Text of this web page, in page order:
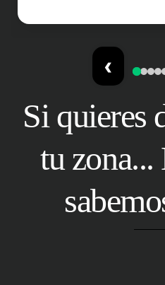
‹
Si quieres
tu zona...